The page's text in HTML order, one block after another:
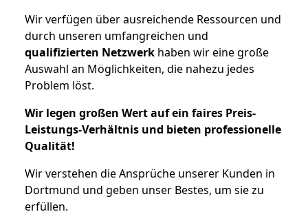
Wir verfügen über ausreichende Ressourcen und
durch unseren umfangreichen und
qualifizierten Netzwerk haben wir eine große
Auswahl an Möglichkeiten, die nahezu jedes
Problem löst.
Wir legen großen Wert auf ein faires Preis-
Leistungs-Verhältnis und bieten professionelle
Qualität!
Wir verstehen die Ansprüche unserer Kunden in
Dortmund und geben unser Bestes, um sie zu
erfüllen.